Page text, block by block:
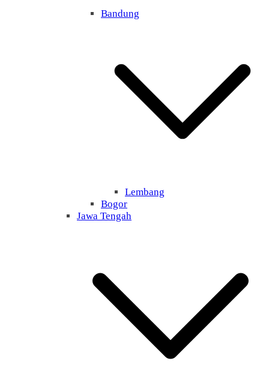
Bandung
Lembang
Bogor
Jawa Tengah